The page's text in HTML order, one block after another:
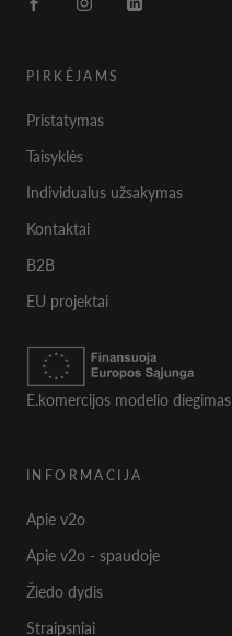
PIRKĖJAMS
Pristatymas
Taisyklės
Individualus užsakymas
Kontaktai
B2B
EU projektai
E.komercijos modelio diegimas
INFORMACIJA
Apie v2o
Apie v2o - spaudoje
Žiedo dydis
Straipsniai